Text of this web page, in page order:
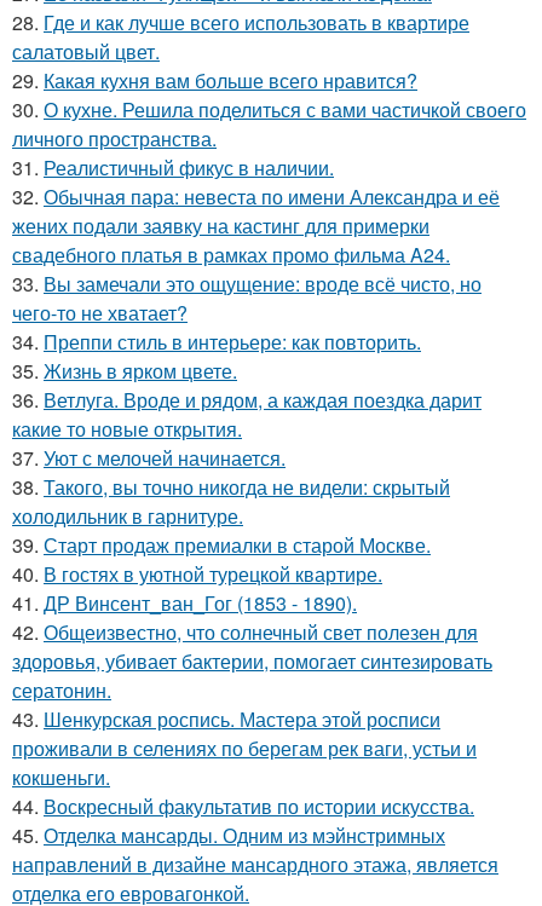
28. Где и как лучше всего использовать в квартире
салатовый цвет.
29. Какая кухня вам больше всего нравится?
30. О кухне. Решила поделиться с вами частичкой своего
личного пространства.
31. Реалистичный фикус в наличии.
32. Обычная пара: невеста по имени Александра и её
жених подали заявку на кастинг для примерки
свадебного платья в рамках промо фильма A24.
33. Вы замечали это ощущение: вроде всё чисто, но
чего-то не хватает?
34. Преппи стиль в интерьере: как повторить.
35. Жизнь в ярком цвете.
36. Ветлуга. Вроде и рядом, а каждая поездка дарит
какие то новые открытия.
37. Уют с мелочей начинается.
38. Такого, вы точно никогда не видели: скрытый
холодильник в гарнитуре.
39. Старт продаж премиалки в старой Москве.
40. В гостях в уютной турецкой квартире.
41. ДР Винсент_ван_Гог (1853 - 1890).
42. Общеизвестно, что солнечный свет полезен для
здоровья, убивает бактерии, помогает синтезировать
сератонин.
43. Шенкурская роспись. Мастера этой росписи
проживали в селениях по берегам рек ваги, устьи и
кокшеньги.
44. Воскресный факультатив по истории искусства.
45. Отделка мансарды. Одним из мэйнстримных
направлений в дизайне мансардного этажа, является
отделка его евровагонкой.